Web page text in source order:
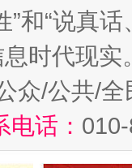
”和“说真
时代现实
众/公共/
话：